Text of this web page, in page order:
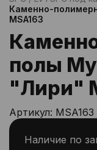
Каменно-
MSA163
полы
"Лири"
Артикул: MSA163
Наличие по